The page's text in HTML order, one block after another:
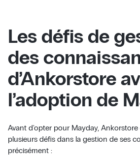
Les défis de
des
d’Ankorstore
l’adoption de
Avant d'opter pour Mayday,
plusieurs défis dans la gestion de ses
précisément :